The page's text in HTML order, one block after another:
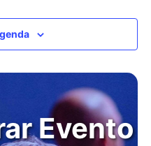
Evento